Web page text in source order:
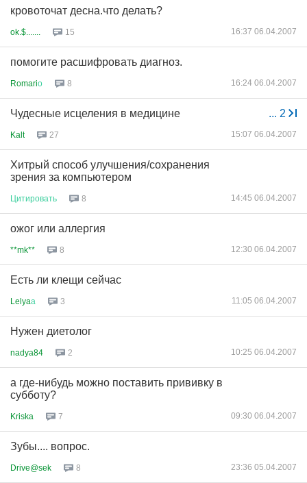
кровоточат десна.что делать?
ok.$....... 15 16:37 06.04.2007
помогите расшифровать диагноз.
Romariо 8 16:24 06.04.2007
... 2
Чудесные исцеления в медицине
Kalt 27 15:07 06.04.2007
Хитрый способ улучшения/сохранения
зрения за компьютером
Цитировать 8 14:45 06.04.2007
ожог или аллергия
**mk** 8 12:30 06.04.2007
Есть ли клещи сейчас
Lelyaа 3 11:05 06.04.2007
Нужен диетолог
nadya84 2 10:25 06.04.2007
а где-нибудь можно поставить прививку в
субботу?
Kriska 7 09:30 06.04.2007
Зубы.... вопрос.
Drive@sek 8 23:36 05.04.2007